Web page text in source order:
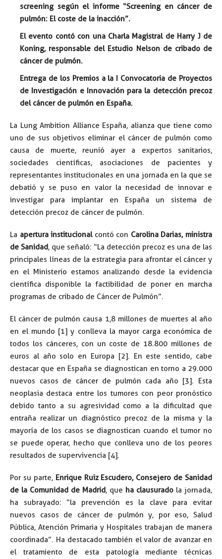
screening según el informe “Screening en cáncer de
pulmón: El coste de la inacción”.
El evento contó con una Charla Magistral de Harry J de
Koning, responsable del Estudio Nelson de cribado de
cáncer de pulmón.
Entrega de los Premios a la I Convocatoria de Proyectos
de Investigación e Innovación para la detección precoz
del cáncer de pulmón en España.
La Lung Ambition Alliance España, alianza que tiene como
uno de sus objetivos eliminar el cáncer de pulmón como
causa de muerte, reunió ayer a expertos sanitarios,
sociedades científicas, asociaciones de pacientes y
representantes institucionales en una jornada en la que se
debatió y se puso en valor la necesidad de innovar e
investigar para implantar en España un sistema de
detección precoz de cáncer de pulmón.
La apertura institucionalcontó con Carolina Darias, ministra
de Sanidad, que señaló: “La detección precoz es una de las
principales líneas de la estrategia para afrontar el cáncer y
en el Ministerio estamos analizando desde la evidencia
científica disponible la factibilidad de poner en marcha
programas de cribado de Cáncer de Pulmón”.
El cáncer de pulmón causa 1,8 millones de muertes al año
en el mundo [1] y conlleva la mayor carga económica de
todos los cánceres, con un coste de 18.800 millones de
euros al año solo en Europa [2]. En este sentido, cabe
destacar que en España se diagnostican en torno a 29.000
nuevos casos de cáncer de pulmón cada año [3]. Esta
neoplasia destaca entre los tumores con peor pronóstico
debido tanto a su agresividad como a la dificultad que
entraña realizar un diagnóstico precoz de la misma y la
mayoría de los casos se diagnostican cuando el tumor no
se puede operar, hecho que conlleva uno de los peores
resultados de supervivencia [4].
Por su parte, Enrique Ruiz Escudero, Consejero de Sanidad
de la Comunidad de Madrid, que ha clausurado la jornada,
ha subrayado: “la prevención es la clave para evitar
nuevos casos de cáncer de pulmón y, por eso, Salud
Pública, Atención Primaria y Hospitales trabajan de manera
coordinada”. Ha destacado también el valor de avanzar en
el tratamiento de esta patología mediante técnicas